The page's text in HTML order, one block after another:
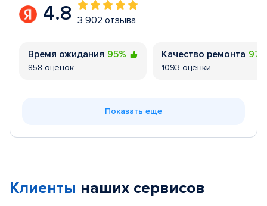
4.8 3 902 отзыва
Время ожидания 95%
858 оценок
Качество ремонта
1093 оценки
Показать еще
Клиенты наших сервисов